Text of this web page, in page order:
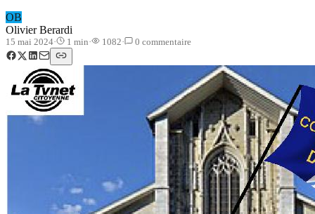
OB
Olivier Berardi
15 mai 2024· 1 min· 1082· 0 commentaire